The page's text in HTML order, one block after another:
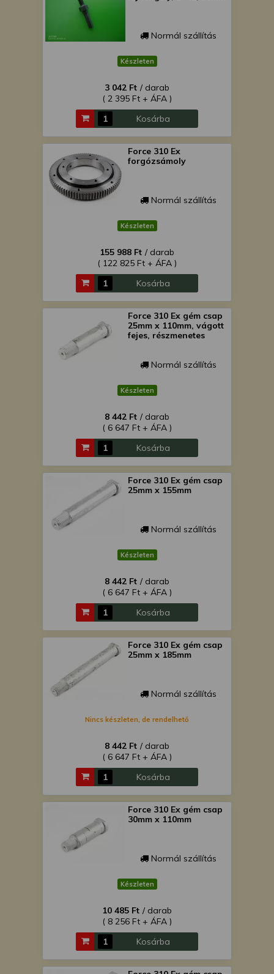
Normál szállítás
Készleten
3 042 Ft / darab
( 2 395 Ft + ÁFA )
Kosárba
Force 310 Ex
forgózsámoly
Normál szállítás
Készleten
155 988 Ft / darab
( 122 825 Ft + ÁFA )
Kosárba
Force 310 Ex gém csap
25mm x 110mm, vágott
fejes, részmenetes
Normál szállítás
Készleten
8 442 Ft / darab
( 6 647 Ft + ÁFA )
Kosárba
Force 310 Ex gém csap
25mm x 155mm
Normál szállítás
Készleten
8 442 Ft / darab
( 6 647 Ft + ÁFA )
Kosárba
Force 310 Ex gém csap
25mm x 185mm
Normál szállítás
Nincs készleten, de rendelhető
8 442 Ft / darab
( 6 647 Ft + ÁFA )
Kosárba
Force 310 Ex gém csap
30mm x 110mm
Normál szállítás
Készleten
10 485 Ft / darab
( 8 256 Ft + ÁFA )
Kosárba